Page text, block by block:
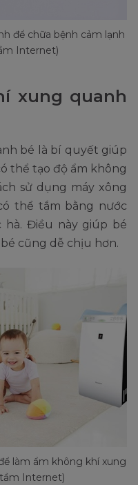
để chữa bệnh cảm lạnh
Internet)
xung quanh
bé là bí quyết giúp
thể tạo độ ẩm không
sử dụng máy xông
thể tắm bằng nước
Điều này giúp bé
cũng dễ chịu hơn.
làm ẩm không khí xung
Internet)